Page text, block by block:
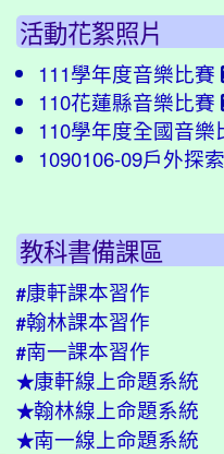
活動花絮照片
111學年度音樂比賽
110花蓮縣音樂比賽
110學年度全國音樂
1090106-09戶外探
教科書備課區
#康軒課本習作
#翰林課本習作
#南一課本習作
★康軒線上命題系統
★翰林線上命題系統
★南一線上命題系統